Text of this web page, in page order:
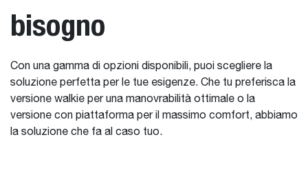
bisogno
Con una gamma di opzioni disponibili, puoi scegliere la
soluzione perfetta per le tue esigenze. Che tu preferisca la
versione walkie per una manovrabilità ottimale o la
versione con piattaforma per il massimo comfort, abbiamo
la soluzione che fa al caso tuo.